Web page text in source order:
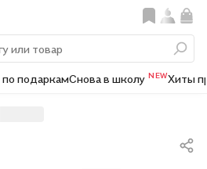
по подаркамСнова в школу NEWХиты